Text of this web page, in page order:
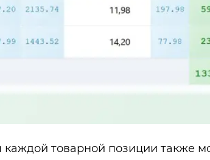
каждой товарной позиции также